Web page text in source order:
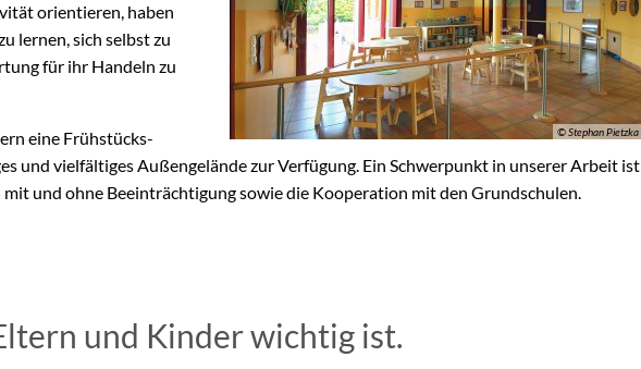
© Stephan Pietzka
orientieren, haben
lernen, sich selbst zu
für ihr Handeln zu
eine Frühstücks-
und vielfältiges Außengelände zur Verfügung. Ein Schwerpunkt in unserer Arbeit ist
und ohne Beeinträchtigung sowie die Kooperation mit den Grundschulen.
und Kinder wichtig ist.